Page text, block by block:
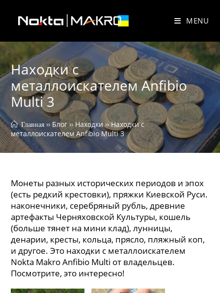
content
MENU
Находки с
металлоискателем Anfibio
Multi 3
Главная ›› Блог ›› Находки ›› Находки с
металлоискателем Anfibio Multi 3
Монеты разных исторических периодов и эпох
(есть редкий крестовки), пряжки Киевской Руси.
наконечники, серебряный рубль, древние
артефакты Черняховской Культуры, кошель
(больше тянет на мини клад), лунницы,
денарии, кресты, кольца, прясло, пляжный коп,
и другое. Это находки с металлоискателем
Nokta Makro Anfibio Multi от владельцев.
Посмотрите, это интересно!